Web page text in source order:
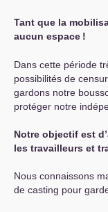
Tant que la
aucun espace !
Dans cette période
possibilités de
gardons notre
protéger notre
Notre objectif est
les travailleurs et
Nous connaissons
de casting pour